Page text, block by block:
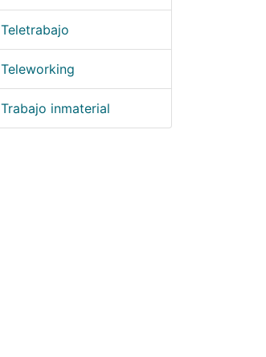
Teletrabajo
Teleworking
Trabajo inmaterial